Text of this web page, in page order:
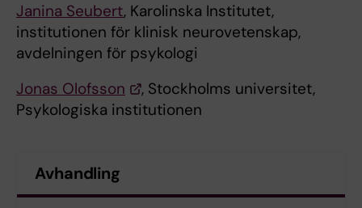
Janina Seubert, Karolinska Institutet,
institutionen för klinisk neurovetenskap,
avdelningen för psykologi
Jonas Olofsson
, Stockholms universitet,
Psykologiska institutionen
Avhandling